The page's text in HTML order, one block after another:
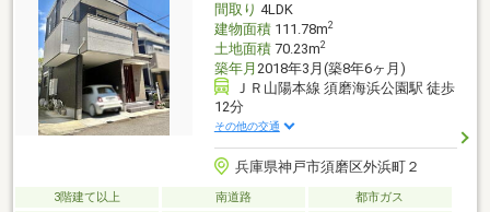
間取り 4LDK
建物面積111.78m2
土地面積70.23m2
築年月 2018年3月(築8年6ヶ月)
ＪＲ山陽本線 須磨海浜公園駅 徒歩
12分
その他の交通
兵庫県神戸市須磨区外浜町２
3階建て以上 南道路
都市ガス